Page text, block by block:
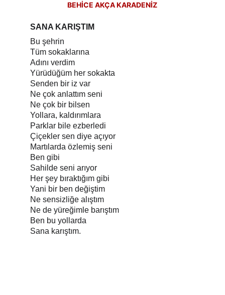
BEHİCE AKÇA KARADENİZ
SANA KARIŞTIM
Bu şehrin
Tüm sokaklarına
Adını verdim
Yürüdüğüm her sokakta
Senden bir iz var
Ne çok anlattım seni
Ne çok bir bilsen
Yollara, kaldırımlara
Parklar bile ezberledi
Çiçekler sen diye açıyor
Martılarda özlemiş seni
Ben gibi
Sahilde seni arıyor
Her şey bıraktığım gibi
Yani bir ben değiştim
Ne sensizliğe alıştım
Ne de yüreğimle barıştım
Ben bu yollarda
Sana karıştım.